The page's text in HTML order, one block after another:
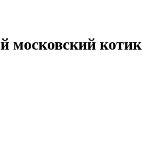
котик